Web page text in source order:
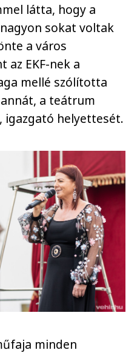
látta, hogy a
sokat voltak
a város
az EKF-nek a
mellé szólította
a teátrum
igazgató helyettesét.
minden